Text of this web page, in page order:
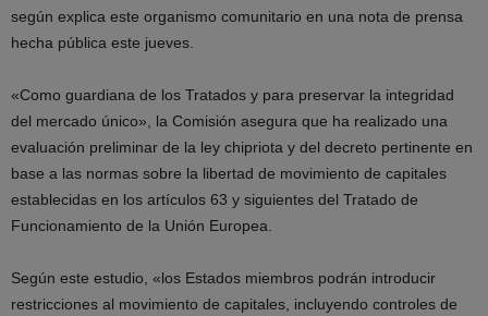
según explica este organismo comunitario en una nota de prensa
hecha pública este jueves.
«Como guardiana de los Tratados y para preservar la integridad
del mercado único», la Comisión asegura que ha realizado una
evaluación preliminar de la ley chipriota y del decreto pertinente en
base a las normas sobre la libertad de movimiento de capitales
establecidas en los artículos 63 y siguientes del Tratado de
Funcionamiento de la Unión Europea.
Según este estudio, «los Estados miembros podrán introducir
restricciones al movimiento de capitales, incluyendo controles de